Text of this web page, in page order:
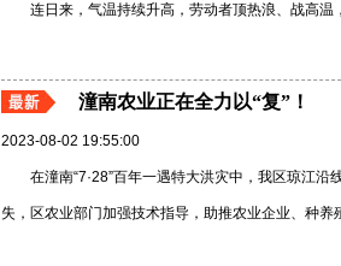
连日来，气温持续升高，劳动者顶热浪、战高
潼南农业正在全力以“复”！
2023-08-02 19:55:00
在潼南“7·28”百年一遇特大洪灾中，我区琼江
失，区农业部门加强技术指导，助推农业企业、种养